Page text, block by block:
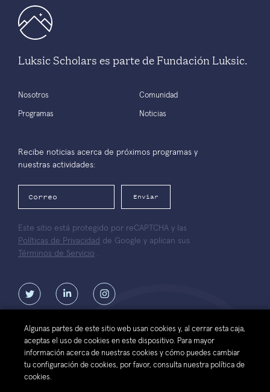
Luksic Scholars es parte de Fundación Luksic.
Nosotros
Programas
Comunidad
Noticias
Recibe noticias acerca de próximos programas y
nuestras actividades:
Enviar
Este sitio está protegido por reCAPTCHA y las
Políticas de Privacidad de Google y aplican sus
Términos de Servicio .
ContáctanosTérminos de
uso del sitio
web
Política de protección de datos
personales de la Fundación Luksic
Scholars
Algunas partes de este sitio web usan cookies y, al cerrar esta caja,
aceptas el uso de cookies en este dispositivo. Para mayor
información acerca de nuestras cookies y cómo puedes cambiar
tu configuración de cookies, por favor, consulta nuestra política de
cookies.